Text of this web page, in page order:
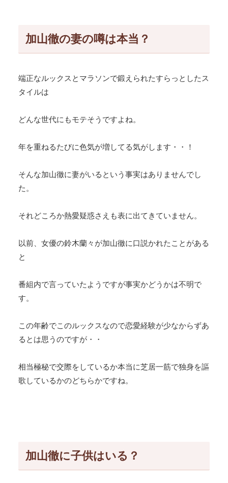
加山徹の妻の噂は本当？
端正なルックスとマラソンで鍛えられたすらっとしたス
タイルは
どんな世代にもモテそうですよね。
年を重ねるたびに色気が増してる気がします・・！
そんな加山徹に妻がいるという事実はありませんでし
た。
それどころか熱愛疑惑さえも表に出てきていません。
以前、女優の鈴木蘭々が加山徹に口説かれたことがある
と
番組内で言っていたようですが事実かどうかは不明で
す。
この年齢でこのルックスなので恋愛経験が少なからずあ
るとは思うのですが・・
相当極秘で交際をしているか本当に芝居一筋で独身を謳
歌しているかのどちらかですね。
加山徹に子供はいる？